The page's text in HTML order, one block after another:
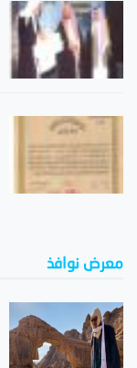
معرض نوافذ